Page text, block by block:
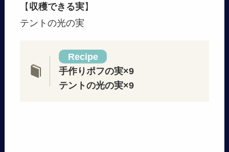
【 収穫できる実】
テントの光の実
Recipe
手作りポフの実×9
テントの光の実×9